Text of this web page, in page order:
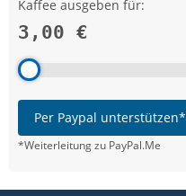
Kaffee ausgeben für:
3,00 €
Per Paypal unterstützen*
*Weiterleitung zu PayPal.Me